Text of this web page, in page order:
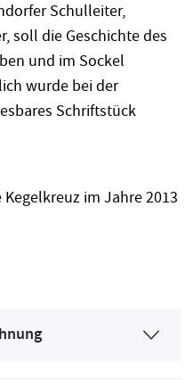
Schulleiter,
soll die Geschichte des
und im Sockel
wurde bei der
Schriftstück
im Jahre 2013